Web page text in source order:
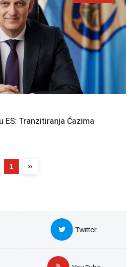
ES: Tranzitiranja Ćazima
1
Twitter